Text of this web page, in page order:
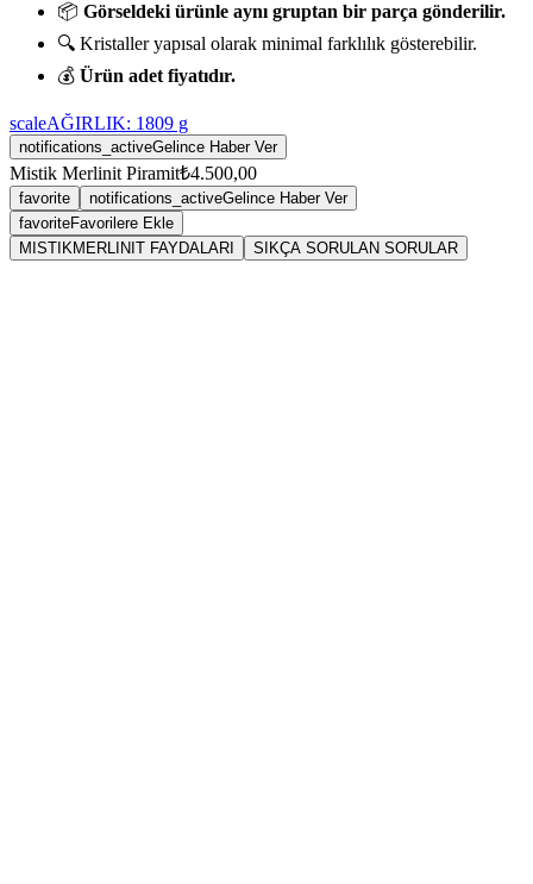
📦 Görseldeki ürünle aynı gruptan bir parça gönderilir.
🔍 Kristaller yapısal olarak minimal farklılık gösterebilir.
💰 Ürün adet fiyatıdır.
scaleAĞIRLIK: 1809 g
notifications_activeGelince Haber Ver
Mistik Merlinit Piramit₺4.500,00
favorite notifications_activeGelince Haber Ver
favoriteFavorilere Ekle
MISTIKMERLINIT FAYDALARI
SIKÇA SORULAN SORULAR